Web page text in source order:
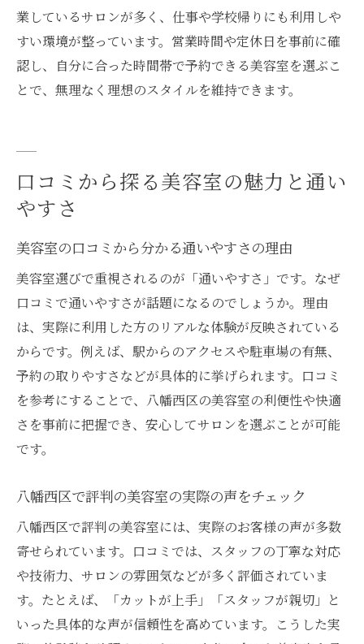
業しているサロンが多く、仕事や学校帰りにも利用しや
すい環境が整っています。営業時間や定休日を事前に確
認し、自分に合った時間帯で予約できる美容室を選ぶこ
とで、無理なく理想のスタイルを維持できます。
口コミから探る美容室の魅力と通い
やすさ
美容室の口コミから分かる通いやすさの理由
美容室選びで重視されるのが「通いやすさ」です。なぜ
口コミで通いやすさが話題になるのでしょうか。理由
は、実際に利用した方のリアルな体験が反映されている
からです。例えば、駅からのアクセスや駐車場の有無、
予約の取りやすさなどが具体的に挙げられます。口コミ
を参考にすることで、八幡西区の美容室の利便性や快適
さを事前に把握でき、安心してサロンを選ぶことが可能
です。
八幡西区で評判の美容室の実際の声をチェック
八幡西区で評判の美容室には、実際のお客様の声が多数
寄せられています。口コミでは、スタッフの丁寧な対応
や技術力、サロンの雰囲気などが多く評価されていま
す。たとえば、「カットが上手」「スタッフが親切」と
いった具体的な声が信頼性を高めています。こうした実